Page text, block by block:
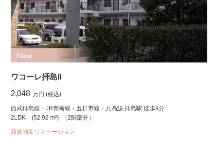
ワコーレ拝島II
2,048 万円 (税込)
西武拝島線・JR青梅線・五日市線・八高線 拝島駅 徒歩9分
2LDK
(52.92 m²) （2階部分）
新規内装リノベーション